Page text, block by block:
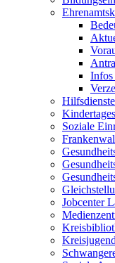
Infos
Soziale
Jobcenter